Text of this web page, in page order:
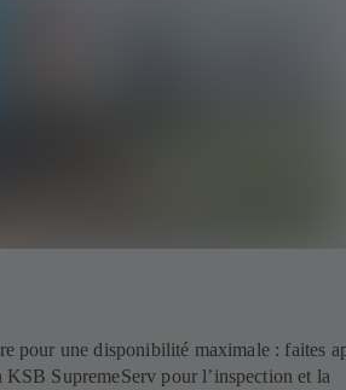
pour une disponibilité maximale : faites
KSB SupremeServ pour l’inspection et la